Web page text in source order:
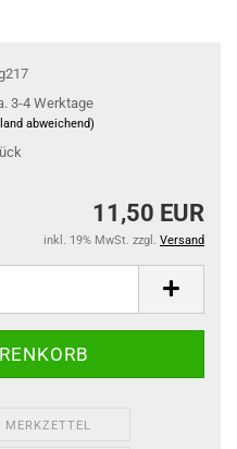
3-4 Werktage
abweichend)
11,50 EUR
inkl. 19% MwSt. zzgl. Versand
MERKZETTEL